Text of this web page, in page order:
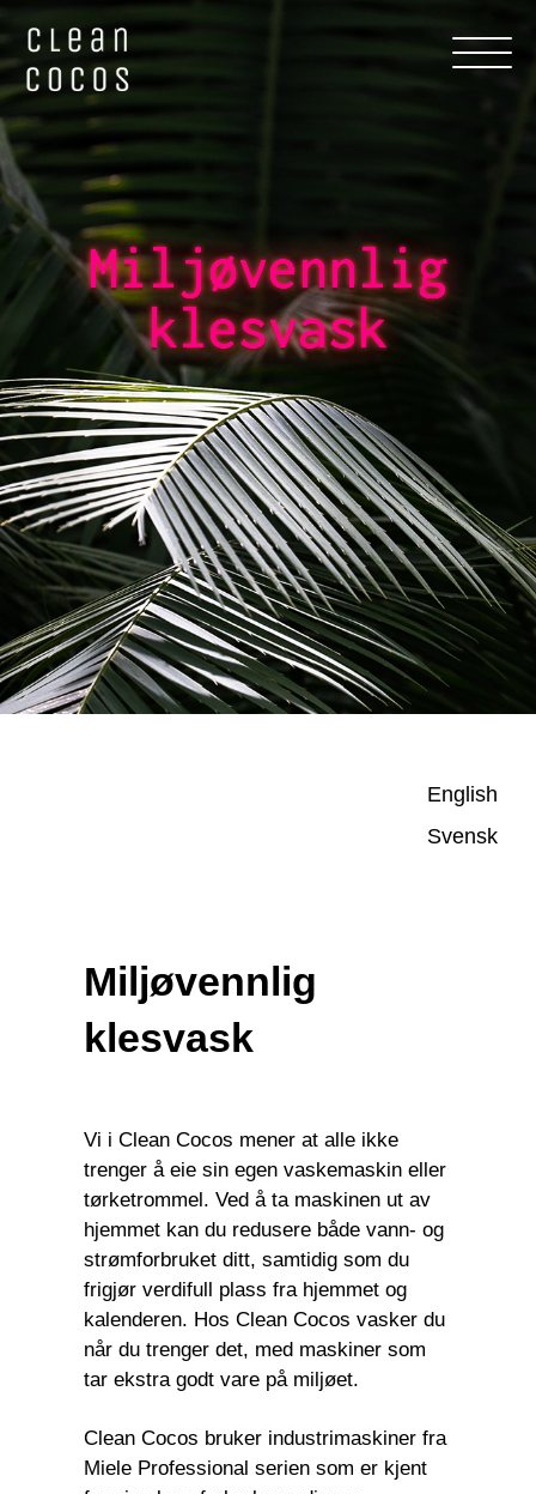
Miljøvennlig
klesvask
English
Svensk
Miljøvennlig
klesvask
Vi i Clean Cocos mener at alle ikke
trenger å eie sin egen vaskemaskin eller
tørketrommel. Ved å ta maskinen ut av
hjemmet kan du redusere både vann- og
strømforbruket ditt, samtidig som du
frigjør verdifull plass fra hjemmet og
kalenderen. Hos Clean Cocos vasker du
når du trenger det, med maskiner som
tar ekstra godt vare på miljøet.
Clean Cocos bruker industrimaskiner fra
Miele Professional serien som er kjent